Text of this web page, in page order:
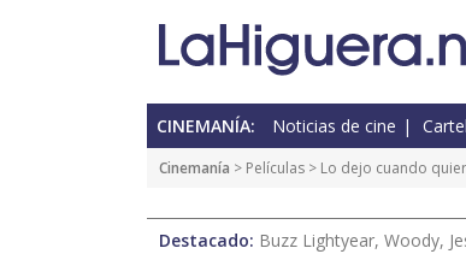
CINEMANÍA: Noticias de cine
Cinemanía > Películas > Lo dejo cuando
Destacado: Buzz Lightyear, Woody,